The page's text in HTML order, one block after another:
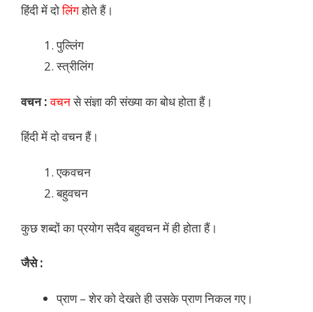
हिंदी में दोलिंगहोते हैं।
पुल्लिंग
स्त्रीलिंग
वचन : वचनसे संज्ञा की संख्या का बोध होता हैं।
हिंदी में दो वचन हैं।
एकवचन
बहुवचन
कुछ शब्दों का प्रयोग सदैव बहुवचन में ही होता हैं।
जैसे :
प्राण – शेर को देखते ही उसके प्राण निकल गए।